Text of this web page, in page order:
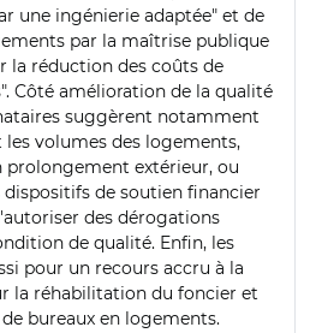
une ingénierie adaptée" et de
par la maîtrise publique
la réduction des coûts de
Côté amélioration de la qualité
suggèrent notamment
volumes des logements,
extérieur, ou
de soutien financier
des dérogations
de qualité. Enfin, les
pour un recours accru à la
la réhabilitation du foncier et
bureaux en logements.